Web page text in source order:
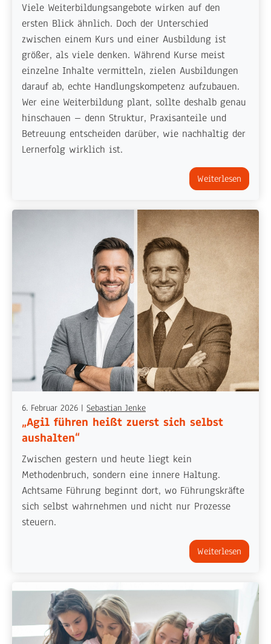
Viele Weiterbildungsangebote wirken auf den
ersten Blick ähnlich. Doch der Unterschied
zwischen einem Kurs und einer Ausbildung ist
größer, als viele denken. Während Kurse meist
einzelne Inhalte vermitteln, zielen Ausbildungen
darauf ab, echte Handlungskompetenz aufzubauen.
Wer eine Weiterbildung plant, sollte deshalb genau
hinschauen – denn Struktur, Praxisanteile und
Betreuung entscheiden darüber, wie nachhaltig der
Lernerfolg wirklich ist.
Weiterlesen
6. Februar 2026 | Sebastian Jenke
„Agil führen heißt zuerst sich selbst
aushalten“
Zwischen gestern und heute liegt kein
Methodenbruch, sondern eine innere Haltung.
Achtsame Führung beginnt dort, wo Führungskräfte
sich selbst wahrnehmen und nicht nur Prozesse
steuern.
Weiterlesen